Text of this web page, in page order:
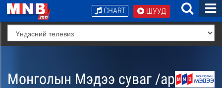
ШУУД
CHART
Монголын Мэдээ суваг /архив/